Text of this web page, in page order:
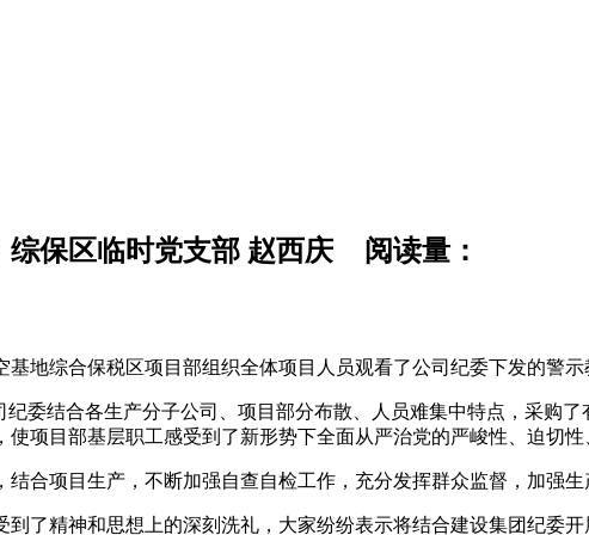
综保区临时党支部 赵西庆 阅读量：
地综合保税区项目部组织全体项目人员观看了公司纪委下发的警示
委结合各生产分子公司、项目部分布散、人员难集中特点，采购
项目部基层职工感受到了新形势下全面从严治党的严峻性、迫切性
合项目生产，不断加强自查自检工作，充分发挥群众监督，加强生
了精神和思想上的深刻洗礼，大家纷纷表示将结合建设集团纪委